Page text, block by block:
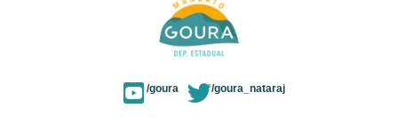
/goura /goura_nataraj